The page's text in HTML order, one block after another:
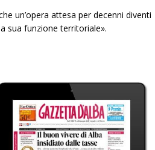
un’opera attesa per decenni diventi
sua funzione territoriale».